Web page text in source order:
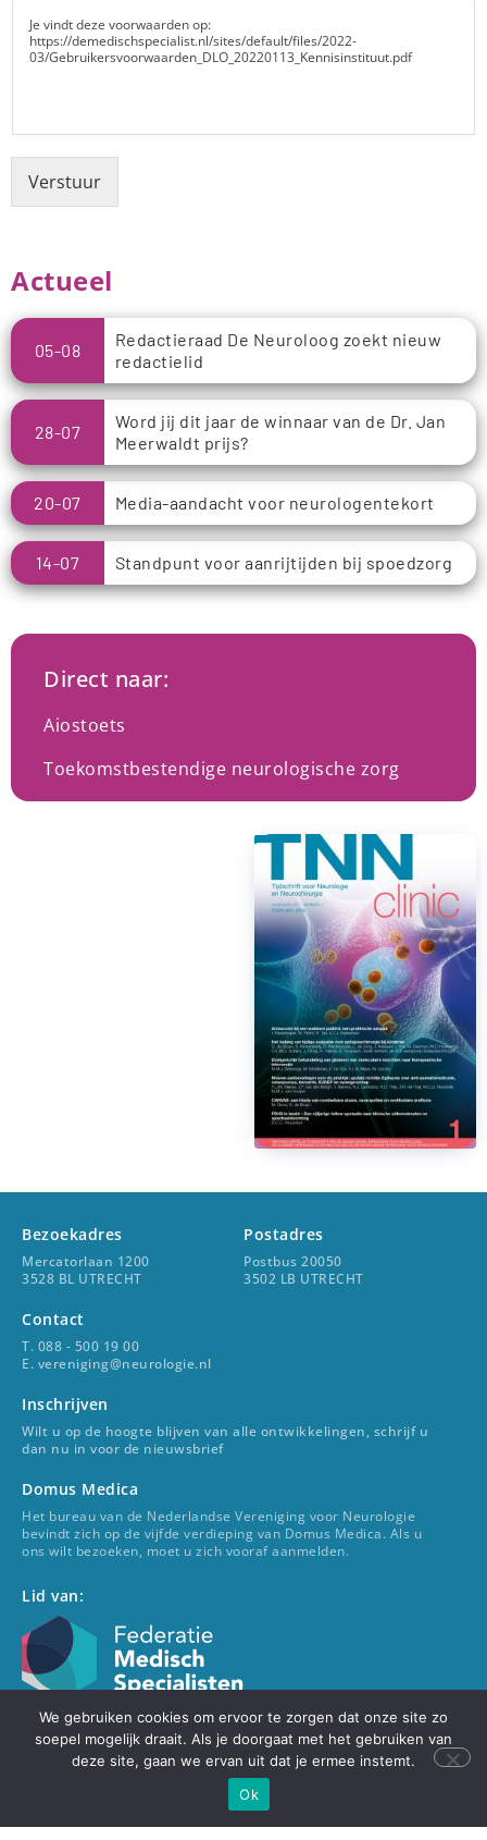
Je vindt deze voorwaarden op:
https://demedischspecialist.nl/sites/default/files/2022-
03/Gebruikersvoorwaarden_DLO_20220113_Kennisinstituut.pdf
Verstuur
Actueel
05-08
Redactieraad De Neuroloog zoekt nieuw
redactielid
28-07
Word jij dit jaar de winnaar van de Dr. Jan
Meerwaldt prijs?
20-07 Media-aandacht voor neurologentekort
14-07 Standpunt voor aanrijtijden bij spoedzorg
Direct naar:
Aiostoets
Toekomstbestendige neurologische zorg
Bezoekadres
Mercatorlaan 1200
3528 BL UTRECHT
Postadres
Postbus 20050
3502 LB UTRECHT
Contact
T. 088 - 500 19 00
E. vereniging@neurologie.nl
Inschrijven
Wilt u op de hoogte blijven van alle ontwikkelingen, schrijf u
dan nu in voor de nieuwsbrief
Domus Medica
Het bureau van de Nederlandse Vereniging voor Neurologie
bevindt zich op de vijfde verdieping van Domus Medica. Als u
ons wilt bezoeken, moet u zich vooraf aanmelden.
Lid van:
Voor beoordeling van (neurologische) klachten kunt u terecht
bij uw (huis)arts. Uw (huis)arts verwijst u zo nodig door naar
een neuroloog. De NVN speelt hierin geen rol.
© 2022 Nederlandse Vereniging voor Neurologie
We gebruiken cookies om ervoor te zorgen dat onze site zo
soepel mogelijk draait. Als je doorgaat met het gebruiken van
deze site, gaan we ervan uit dat je ermee instemt.
Ok